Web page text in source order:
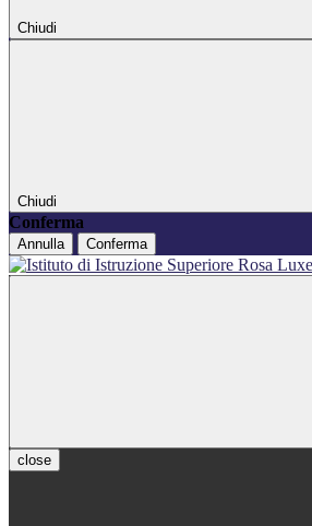
Chiudi
Chiudi
Conferma
Annulla Conferma
close